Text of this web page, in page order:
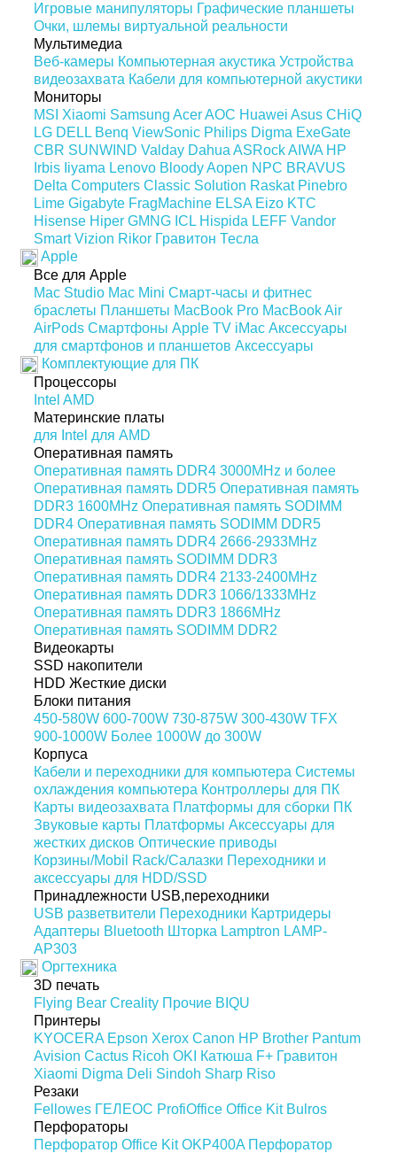
Игровые манипуляторы Графические планшеты
Очки, шлемы виртуальной реальности
Мультимедиа
Веб-камеры Компьютерная акустика Устройства
видеозахвата Кабели для компьютерной акустики
Мониторы
MSI Xiaomi Samsung AcerAOC Huawei Asus CHiQ
LG DELL Benq ViewSonic Philips Digma ExeGate
CBR SUNWIND Valday Dahua ASRockAIWA HP
Irbis Iiyama Lenovo BloodyAopen NPC BRAVUS
Delta Computers Classic Solution Raskat Pinebro
Lime Gigabyte FragMachine ELSA Eizo KTC
Hisense Hiper GMNG ICL Hispida LEFF Vandor
Smart Vizion Rikor Гравитон Тесла
Apple
Все для Apple
Mac Studio Mac Mini Смарт-часы и фитнес
браслеты Планшеты MacBook Pro MacBook Air
AirPods Смартфоны Apple TV iMac Аксессуары
для смартфонов и планшетов Аксессуары
Комплектующие для ПК
Процессоры
Intel AMD
Материнские платы
для Intel для AMD
Оперативная память
Оперативная память DDR4 3000MHz и более
Оперативная память DDR5 Оперативная память
DDR3 1600MHz Оперативная память SODIMM
DDR4 Оперативная память SODIMM DDR5
Оперативная память DDR4 2666-2933MHz
Оперативная память SODIMM DDR3
Оперативная память DDR4 2133-2400MHz
Оперативная память DDR3 1066/1333MHz
Оперативная память DDR3 1866MHz
Оперативная память SODIMM DDR2
Видеокарты
SSD накопители
HDD Жесткие диски
Блоки питания
450-580W 600-700W 730-875W 300-430W TFX
900-1000W Более 1000W до 300W
Корпуса
Кабели и переходники для компьютера Системы
охлаждения компьютера Контроллеры для ПК
Карты видеозахвата Платформы для сборки ПК
Звуковые карты Платформы Аксессуары для
жестких дисков Оптические приводы
Корзины/Mobil Rack/Салазки Переходники и
аксессуары для HDD/SSD
Принадлежности USB,переходники
USB разветвители Переходники Картридеры
Адаптеры Bluetooth Шторка Lamptron LAMP-
AP303
Оргтехника
3D печать
Flying Bear Creality Прочие BIQU
Принтеры
KYOCERA Epson Xerox Canon HP Brother Pantum
Avision Cactus Ricoh OKI Катюша F+ Гравитон
Xiaomi Digma Deli Sindoh Sharp Riso
Резаки
Fellowes ГЕЛЕОС ProfiOffice Office Kit Bulros
Перфораторы
Перфоратор Office Kit OKP400A Перфоратор